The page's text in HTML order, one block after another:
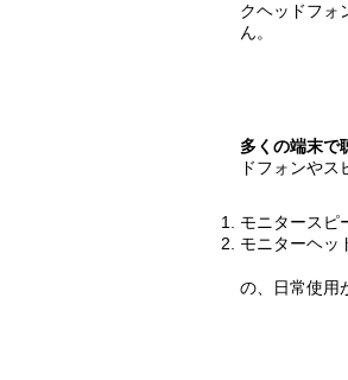
クヘッドフォ
ん。
多くの端末で
ドフォンやス
モニタースピ
モニターヘッ
の、日常使用